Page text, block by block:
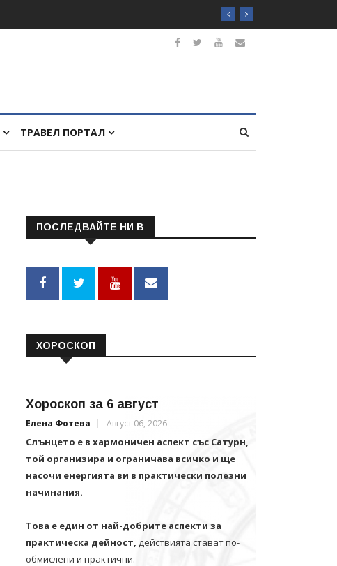
ТРАВЕЛ ПОРТАЛ
ПОСЛЕДВАЙТЕ НИ В
ХОРОСКОП
Хороскоп за 6 август
Елена Фотева Август 06, 2026
Слънцето е в хармоничен аспект със Сатурн,
той организира и ограничава всичко и щe
насочи енергията ви в практически полезни
начинания.
Това е един от най-добрите аспекти за
практическа дейност, действията стават по-
обмислени и практични.